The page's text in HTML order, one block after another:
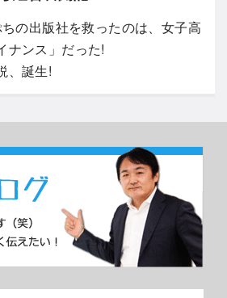
の出版社を救ったのは、女子高
ナンス」だった!
、誕生!